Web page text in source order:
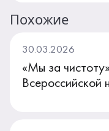
Похожие
30.03.2026
«Мы за
Всероссийской